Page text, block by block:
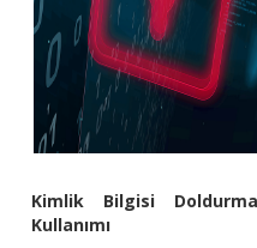
Kimlik Bilgisi Doldurma
Kullanımı